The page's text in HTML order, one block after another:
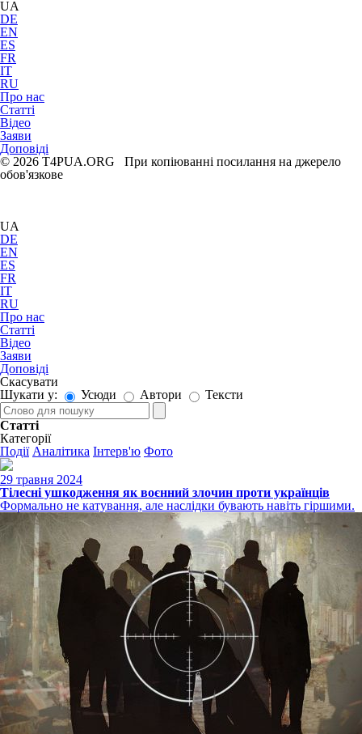
UA
DE
EN
ES
FR
IT
RU
Про нас
Статті
Відео
Заяви
Доповіді
© 2026 T4PUA.ORG При копіюванні посилання на джерело
обов'язкове
UA
DE
EN
ES
FR
IT
RU
Про нас
Статті
Відео
Заяви
Доповіді
Скасувати
Шукати у:
Усюди Автори Тексти
Статті
Категорії
Події Аналітика Інтерв'ю Фото
29 травня 2024
Тілесні ушкодження як воєнний злочин проти українців
Формально не катування, але наслідки бувають навіть гіршими.